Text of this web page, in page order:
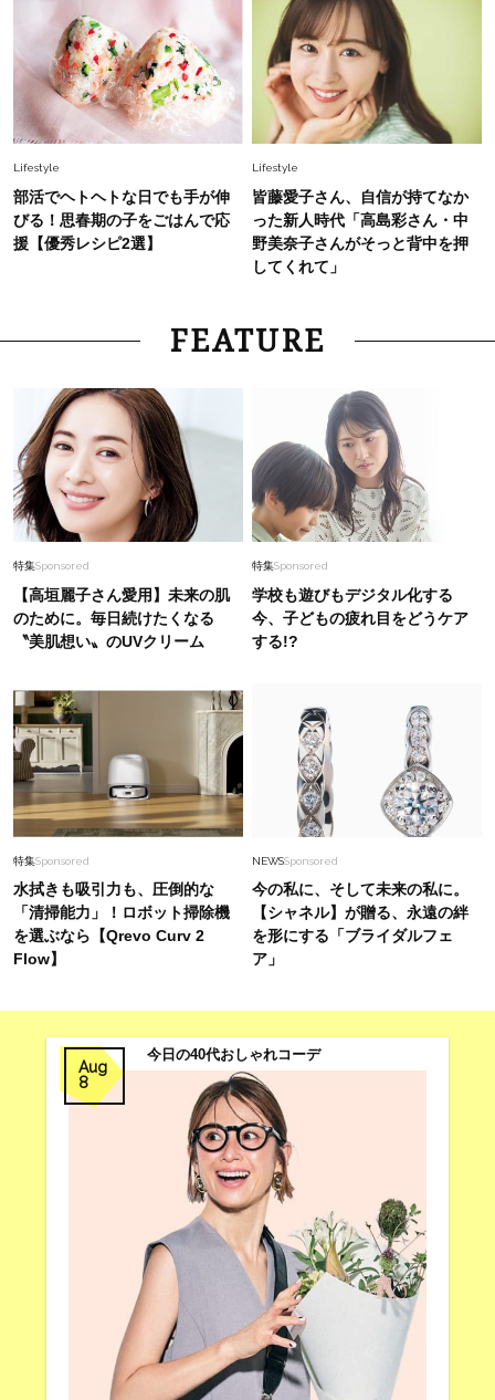
Lifestyle
部活でヘトヘトな日でも手が伸
びる！思春期の子をごはんで応
援【優秀レシピ2選】
Lifestyle
皆藤愛子さん、自信が持てなか
った新人時代「高島彩さん・中
野美奈子さんがそっと背中を押
してくれて」
FEATURE
特集Sponsored
【高垣麗子さん愛用】未来の肌
のために。毎日続けたくなる
〝美肌想い〟のUVクリーム
特集Sponsored
学校も遊びもデジタル化する
今、子どもの疲れ目をどうケア
する!?
特集Sponsored
水拭きも吸引力も、圧倒的な
「清掃能力」！ロボット掃除機
を選ぶなら【Qrevo Curv 2
Flow】
NEWSSponsored
今の私に、そして未来の私に。
【シャネル】が贈る、永遠の絆
を形にする「ブライダルフェ
ア」
Aug
8
今日の40代おしゃれコーデ